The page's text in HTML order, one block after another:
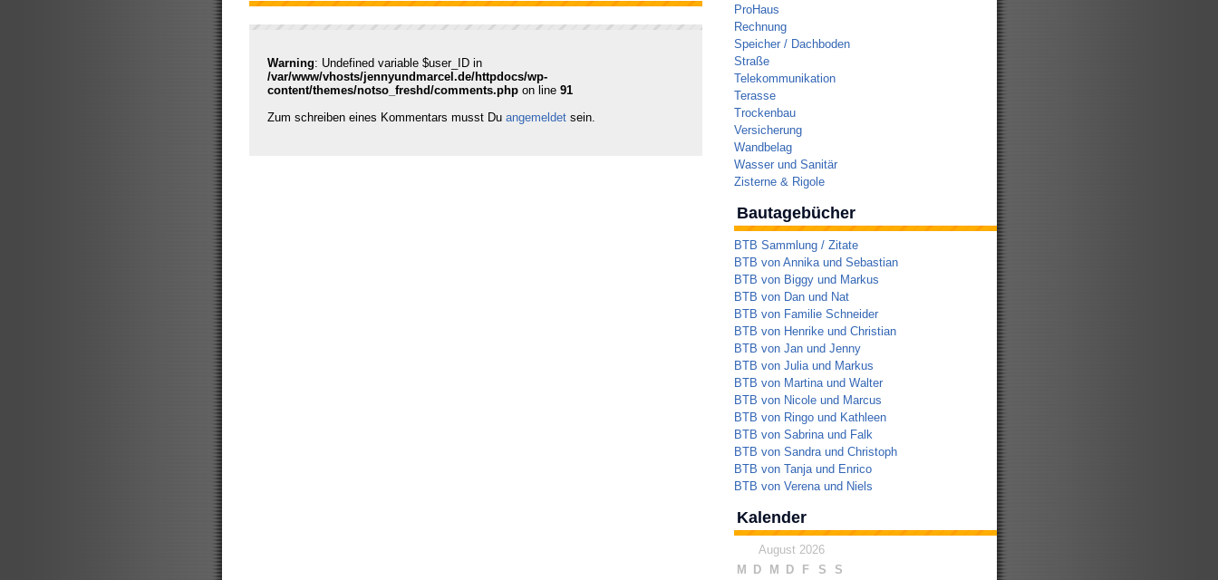
Warning: Undefined variable $user_ID in
/var/www/vhosts/jennyundmarcel.de/httpdocs/wp-
content/themes/notso_freshd/comments.phpon line 91
Zum schreiben eines Kommentars musst Du angemeldet sein.
ProHaus
Rechnung
Speicher / Dachboden
Straße
Telekommunikation
Terasse
Trockenbau
Versicherung
Wandbelag
Wasser und Sanitär
Zisterne & Rigole
Bautagebücher
BTB Sammlung / Zitate
BTB von Annika und Sebastian
BTB von Biggy und Markus
BTB von Dan und Nat
BTB von Familie Schneider
BTB von Henrike und Christian
BTB von Jan und Jenny
BTB von Julia und Markus
BTB von Martina und Walter
BTB von Nicole und Marcus
BTB von Ringo und Kathleen
BTB von Sabrina und Falk
BTB von Sandra und Christoph
BTB von Tanja und Enrico
BTB von Verena und Niels
Kalender
August 2026
M
D M D F S
S